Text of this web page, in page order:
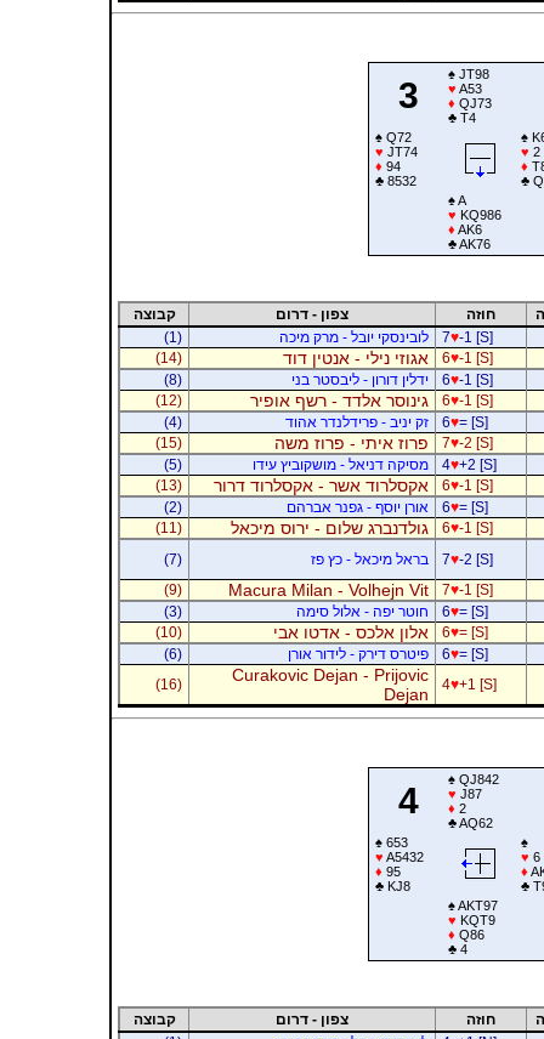
3
♠JT98
♥ A53
♦ QJ73
♣T4
♠Q72
♥ JT74
♦ 94
♣8532
♠
♥ 2
♦
♣
♠A
♥ KQ986
♦ AK6
♣AK76
חוזה צפון - דרום
קבוצה
7♥-1 [S] לובינסקי יובל - מרק מיכה
(1)
6♥-1 [S] אגוזי נילי - אנטין דוד
(14)
6♥-1 [S] ידלין דורון - ליבסטר בני
(8)
6♥-1 [S] גינוסר אלדד - רשף אופיר
(12)
6♥= [S] זק יניב - פרידלנדר אהוד
(4)
7♥-2 [S] פרוז איתי - פרוז משה
(15)
4♥+2 [S] מסיקה דניאל - מושקוביץ עידו
(5)
6♥-1 [S] אקסלרוד אשר - אקסלרוד דרור
(13)
6♥= [S] אורן יוסף - גפנר אברהם
(2)
6♥-1 [S] גולדנברג שלום - ירוס מיכאל
(11)
7♥-2 [S] בראל מיכאל - כץ פז
(7)
7♥-1 [S]
Macura Milan - Volhejn Vit
(9)
6♥= [S] חוטר יפה - אלול סימה
(3)
6♥= [S] אלון אלכס - אדטו אבי
(10)
6♥= [S] פיטרס דירק - לידור אורן
(6)
4♥+1 [S]
Curakovic Dejan - Prijovic
Dejan
(16)
4
♠QJ842
♥ J87
♦ 2
♣AQ62
♠653
♥ A5432
♦ 95
♣KJ8
♠
♥ 6
♦
♣
♠AKT97
♥ KQT9
♦ Q86
♣4
חוזה צפון - דרום
קבוצה